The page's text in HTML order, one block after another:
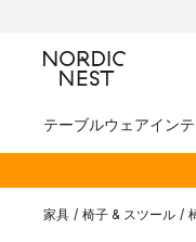
テーブルウェアイン
家具 / 椅子 & スツール /